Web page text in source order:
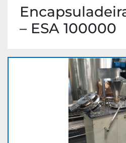
– ESA 100000